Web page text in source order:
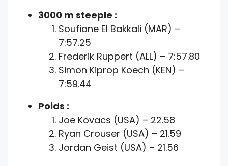
3000 m steeple :
Soufiane El Bakkali (MAR) –
7:57.25
Frederik Ruppert (ALL) – 7:57.80
Simon Kiprop Koech (KEN) –
7:59.44
Poids :
Joe Kovacs (USA) – 22.58
Ryan Crouser (USA) – 21.59
Jordan Geist (USA) – 21.56